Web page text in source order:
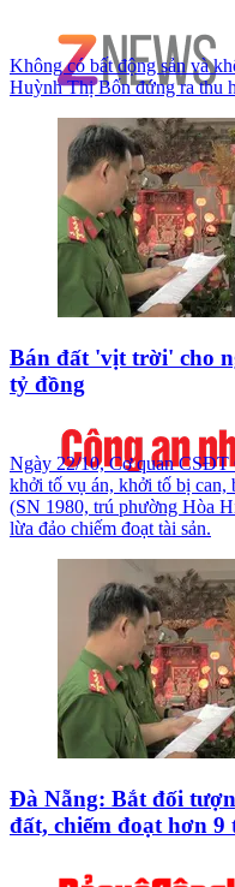
Không có bất động sản và
Huỳnh Thị Bốn đứng ra thu
Bán đất 'vịt trời' cho
tỷ đồng
Ngày 22/10, Cơ quan CSĐT
khởi tố vụ án, khởi tố bị
(SN 1980, trú phường Hòa
lừa đảo chiếm đoạt tài sản.
Đà Nẵng: Bắt đối
đất, chiếm đoạt hơn 9